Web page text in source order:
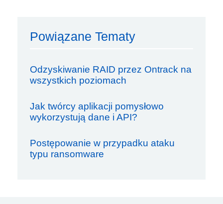
Powiązane Tematy
Odzyskiwanie RAID przez Ontrack na
wszystkich poziomach
Jak twórcy aplikacji pomysłowo
wykorzystują dane i API?
Postępowanie w przypadku ataku
typu ransomware